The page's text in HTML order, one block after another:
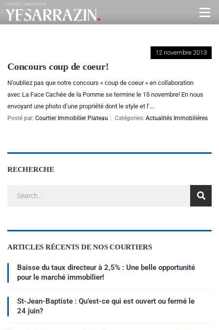
12 novembre 2013
Concours coup de coeur!
N’oubliez pas que notre concours « coup de coeur » en collaboration
avec La Face Cachée de la Pomme se termine le 15 novembre! En nous
envoyant une photo d’une propriété dont le style et l’...
Posté par: Courtier Immobilier Plateau Catégories: Actualités Immobilières
RECHERCHE
ARTICLES RÉCENTS DE NOS COURTIERS
Baisse du taux directeur à 2,5% : Une belle opportunité
pour le marché immobilier!
St-Jean-Baptiste : Qu’est-ce qui est ouvert ou fermé le
24 juin?